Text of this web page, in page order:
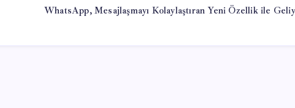
WhatsApp, Mesajlaşmayı Kolaylaştıran Yeni Özellik ile